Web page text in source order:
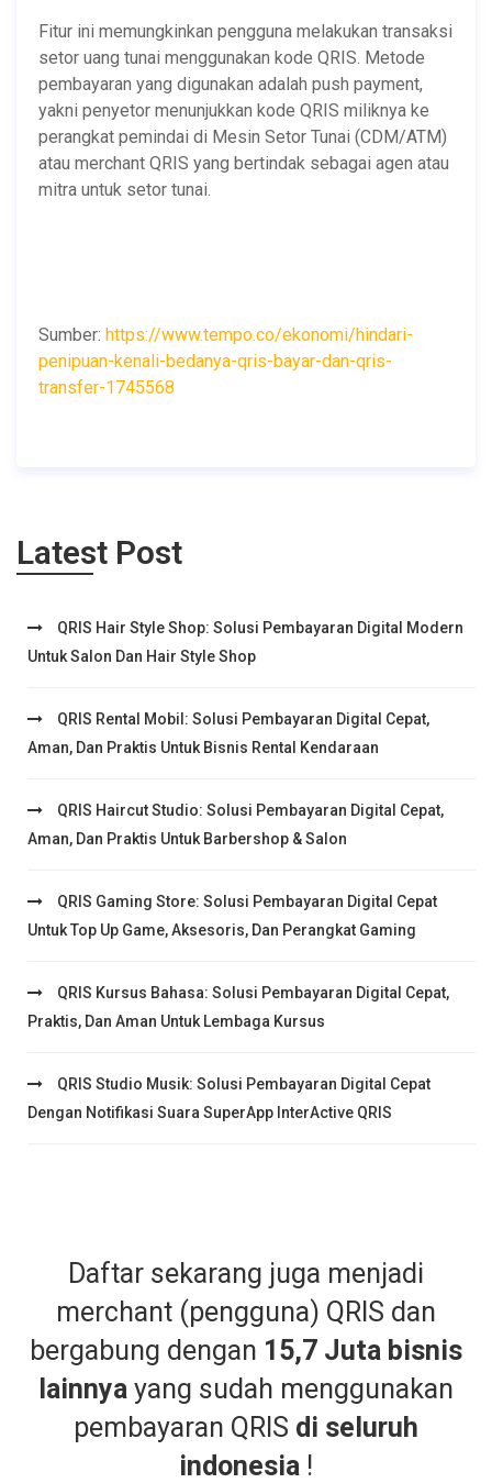
Fitur ini memungkinkan pengguna melakukan transaksi
setor uang tunai menggunakan kode QRIS. Metode
pembayaran yang digunakan adalah push payment,
yakni penyetor menunjukkan kode QRIS miliknya ke
perangkat pemindai di Mesin Setor Tunai (CDM/ATM)
atau merchant QRIS yang bertindak sebagai agen atau
mitra untuk setor tunai.
Sumber: https://www.tempo.co/ekonomi/hindari-
penipuan-kenali-bedanya-qris-bayar-dan-qris-
transfer-1745568
Latest Post
QRIS Hair Style Shop: Solusi Pembayaran Digital Modern
Untuk Salon Dan Hair Style Shop
QRIS Rental Mobil: Solusi Pembayaran Digital Cepat,
Aman, Dan Praktis Untuk Bisnis Rental Kendaraan
QRIS Haircut Studio: Solusi Pembayaran Digital Cepat,
Aman, Dan Praktis Untuk Barbershop & Salon
QRIS Gaming Store: Solusi Pembayaran Digital Cepat
Untuk Top Up Game, Aksesoris, Dan Perangkat Gaming
QRIS Kursus Bahasa: Solusi Pembayaran Digital Cepat,
Praktis, Dan Aman Untuk Lembaga Kursus
QRIS Studio Musik: Solusi Pembayaran Digital Cepat
Dengan Notifikasi Suara SuperApp InterActive QRIS
Daftar sekarang juga menjadi
merchant (pengguna) QRIS dan
bergabung dengan 15,7 Juta bisnis
lainnya yang sudah menggunakan
pembayaran QRIS di seluruh
indonesia !